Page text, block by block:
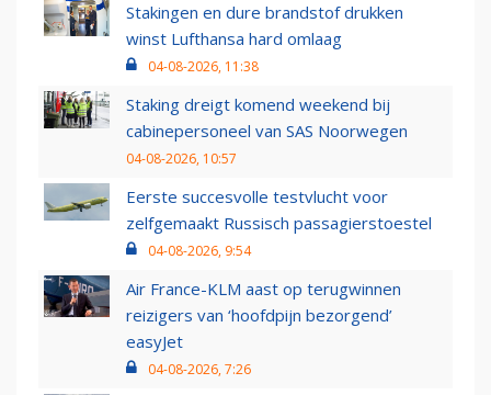
Stakingen en dure brandstof drukken
winst Lufthansa hard omlaag
04-08-2026, 11:38
Staking dreigt komend weekend bij
cabinepersoneel van SAS Noorwegen
04-08-2026, 10:57
Eerste succesvolle testvlucht voor
zelfgemaakt Russisch passagierstoestel
04-08-2026, 9:54
Air France-KLM aast op terugwinnen
reizigers van ‘hoofdpijn bezorgend’
easyJet
04-08-2026, 7:26